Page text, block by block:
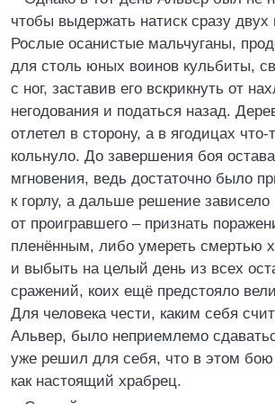
чтобы выдержать натиск сразу двух
Рослые осанистые мальчуганы,
для столь юных воинов кульбиты,
с ног, заставив его вскрикнуть от
негодования и податься назад.
отлетел в сторону, а в ягодицах что-
кольнуло. До завершения боя
мгновения, ведь достаточно было
к горлу, а дальше решение зависело
от проигравшего – признать
пленённым, либо умереть смертью
и выбыть на целый день из всех
сражений, коих ещё предстояло
Для человека чести, каким себя
Альвер, было неприемлемо
уже решил для себя, что в этом бою
как настоящий храбрец.